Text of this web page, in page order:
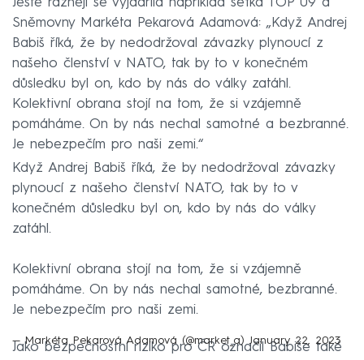
Sněmovny Markéta Pekarová Adamová: „Když Andrej
Babiš říká, že by nedodržoval závazky plynoucí z
našeho členství v NATO, tak by to v konečném
důsledku byl on, kdo by nás do války zatáhl.
Kolektivní obrana stojí na tom, že si vzájemně
pomáháme. On by nás nechal samotné a bezbranné.
Je nebezpečím pro naši zemi.“
Když Andrej Babiš říká, že by nedodržoval závazky
plynoucí z našeho členství NATO, tak by to v
konečném důsledku byl on, kdo by nás do války
zatáhl.
Kolektivní obrana stojí na tom, že si vzájemně
pomáháme. On by nás nechal samotné, bezbranné.
Je nebezpečím pro naši zemi.
— Markéta Pekarová Adamová (@market_a) January 22, 2023
Jako bezpečnostní riziko pro ČR označil Babiše také